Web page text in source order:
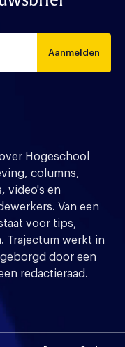
Aanmelden
Hogeschool
columns,
video's en
Van een
voor tips,
Trajectum werkt in
door een
redactieraad.